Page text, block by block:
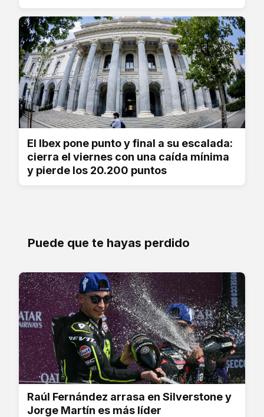
El Ibex pone punto y final a su escalada:
cierra el viernes con una caída mínima
y pierde los 20.200 puntos
Puede que te hayas perdido
Raúl Fernández arrasa en Silverstone y
Jorge Martín es más líder